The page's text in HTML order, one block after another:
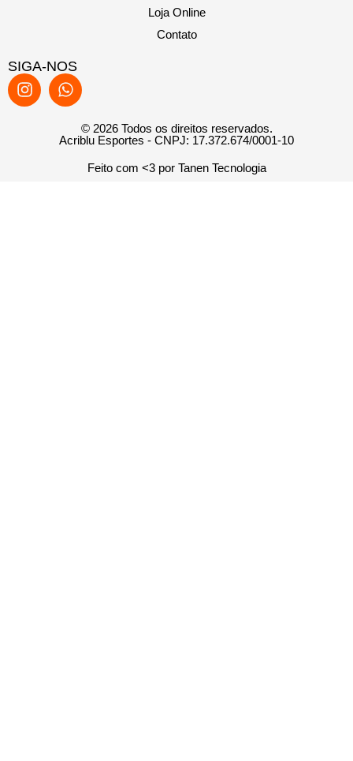
Loja Online
Contato
SIGA-NOS
© 2026 Todos os direitos reservados.
Acriblu Esportes - CNPJ: 17.372.674/0001-10
Feito com <3 por Tanen Tecnologia